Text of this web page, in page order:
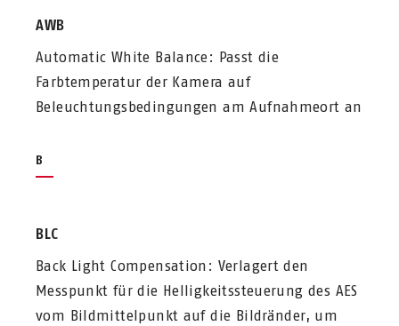
AWB
Automatic White Balance: Passt die
Farbtemperatur der Kamera auf
Beleuchtungsbedingungen am Aufnahmeort an
B
BLC
Back Light Compensation: Verlagert den
Messpunkt für die Helligkeitssteuerung des AES
vom Bildmittelpunkt auf die Bildränder, um